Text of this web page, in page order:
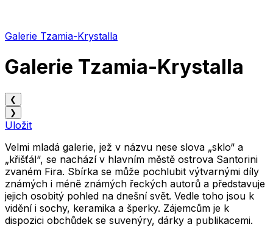
Galerie Tzamia-Krystalla
Galerie Tzamia-Krystalla
❮
❯
Uložit
Velmi mladá galerie, jež v názvu nese slova „sklo“ a
„křišťál“, se nachází v hlavním městě ostrova Santorini
zvaném Fira. Sbírka se může pochlubit výtvarnými díly
známých i méně známých řeckých autorů a představuje
jejich osobitý pohled na dnešní svět. Vedle toho jsou k
vidění i sochy, keramika a šperky. Zájemcům je k
dispozici obchůdek se suvenýry, dárky a publikacemi.